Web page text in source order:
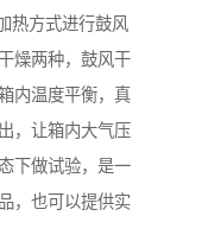
热方式进行鼓风
燥两种，鼓风干
内温度平衡，真
，让箱内大气压
下做试验，是一
，也可以提供实